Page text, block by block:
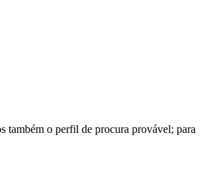
também o perfil de procura provável; para